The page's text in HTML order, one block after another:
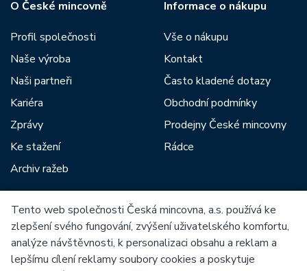
O České mincovně
Profil společnosti
Naše výroba
Naši partneři
Kariéra
Zprávy
Ke stažení
Archiv ražeb
Informace o nákupu
Vše o nákupu
Kontakt
Často kladené dotazy
Obchodní podmínky
Prodejny České mincovny
Rádce
Mezi naše partnery patří:
Tento web společnosti Česká mincovna, a.s. používá ke
zlepšení svého fungování, zvýšení uživatelského komfortu,
analýze návštěvnosti, k personalizaci obsahu a reklam a
lepšímu cílení reklamy soubory cookies a poskytuje